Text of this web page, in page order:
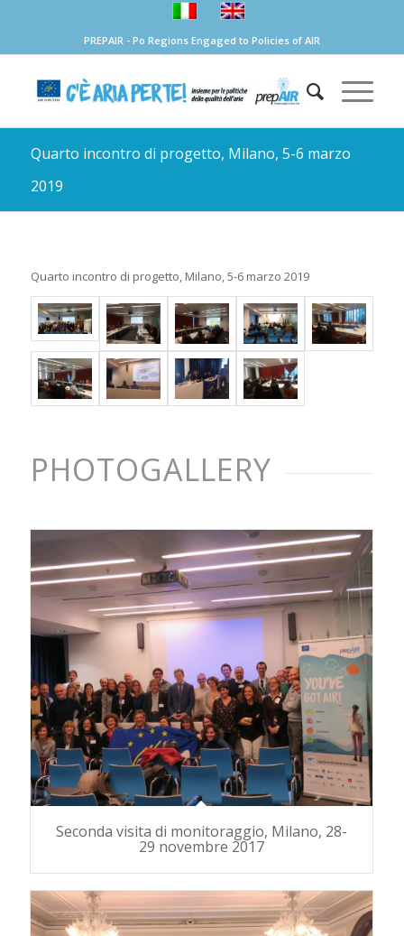
PREPAIR - Po Regions Engaged to Policies of AIR
Quarto incontro di progetto, Milano, 5-6 marzo
2019
Quarto incontro di progetto, Milano, 5-6 marzo 2019
PHOTOGALLERY
Seconda visita di monitoraggio, Milano, 28-
29 novembre 2017